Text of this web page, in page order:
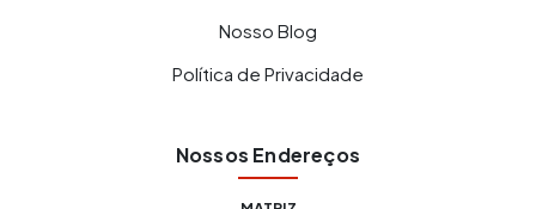
Nosso Blog
Política de Privacidade
Nossos Endereços